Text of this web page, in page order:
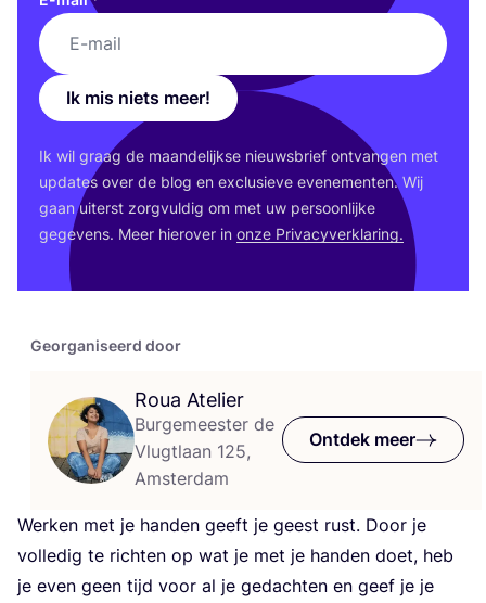
Georganiseerd door
Roua Atelier
Burgemeester de
Vlugtlaan 125,
Amsterdam
Ontdek meer
Wer­ken met je han­den geeft je geest rust. Door je
vol­le­dig te rich­ten op wat je met je han­den doet, heb
je even geen tijd voor al je gedach­ten en geef je je
Ik mis niets meer!
Ik wil graag de maan­de­lijk­se nieuws­brief ont­van­gen met
upda­tes over de blog en exclu­sie­ve eve­ne­men­ten. Wij
gaan uiterst zorg­vul­dig om met uw per­soon­lij­ke
gege­vens. Meer hier­over in onze Pri­va­cy­ver­kla­ring.